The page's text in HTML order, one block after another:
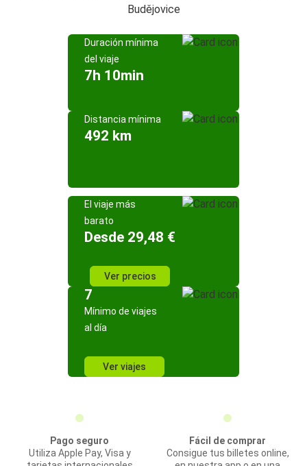
Budějovice
Duración mínima
del viaje
7h 10min
Distancia mínima
492 km
El viaje más
barato
Desde 29,48 €
Ver precios
7
Mínimo de viajes
al día
Ver viajes
Pago seguro
Utiliza Apple Pay, Visa y
Fácil de comprar
Consigue tus billetes online,